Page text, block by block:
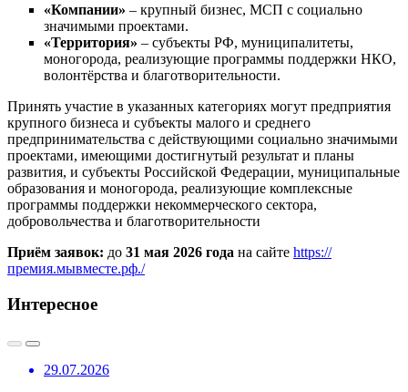
«Компании» – крупный бизнес, МСП с социально
значимыми проектами.
«Территория» – субъекты РФ, муниципалитеты,
моногорода, реализующие программы поддержки НКО,
волонтёрства и благотворительности.
Принять участие в указанных категориях могут предприятия
крупного бизнеса и субъекты малого и среднего
предпринимательства с действующими социально значимыми
проектами, имеющими достигнутый результат и планы
развития, и субъекты Российской Федерации, муниципальные
образования и моногорода, реализующие комплексные
программы поддержки некоммерческого сектора,
добровольчества и благотворительности
Приём заявок: до 31 мая 2026 года на сайте https://
премия.мывместе.рф./
Интересное
29.07.2026